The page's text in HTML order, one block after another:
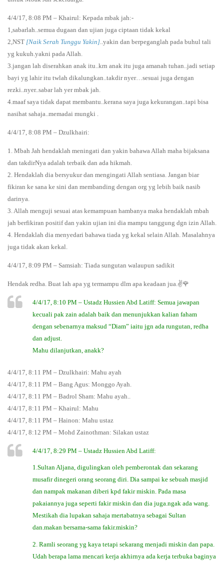
4/4/17, 8:08 PM – Khairul: Kepada mbak jah:-
1,sabarlah..semua dugaan dan ujian juga ciptaan tidak kekal
2,NST [Naik Serah Tunggu Yakin] ..yakin dan berpeganglah pada buhul tali
yg kukuh.yakni pada Allah.
3.jangan lah diserahkan anak itu..krn anak itu juga amanah tuhan..jadi setiap
bayi yg lahir itu twlah dikalungkan..takdir nyer…sesuai juga dengan
rezki..nyer..sabar lah yer mbak jah.
4.maaf saya tidak dapat membantu..kerana saya juga kekurangan..tapi bisa
nasihat sahaja..memadai mungki .
4/4/17, 8:08 PM – Dzulkhairi:
1. Mbah Jah hendaklah meningati dan yakin bahawa Allah maha bijaksana
dan takdirNya adalah terbaik dan ada hikmah.
2. Hendaklah dia bersyukur dan mengingati Allah sentiasa. Jangan biar
fikiran ke sana ke sini dan membanding dengan org yg lebih baik nasib
darinya.
3. Allah menguji sesuai atas kemampuan hambanya maka hendaklah mbah
jah berfikiran positif dan yakin ujian ini dia mampu tanggung dgn izin Allah.
4. Hendaklah dia menyedari bahawa tiada yg kekal selain Allah. Masalahnya
juga tidak akan kekal.
4/4/17, 8:09 PM – Samsiah: Tiada sungutan walaupun sadikit
Hendak redha. Buat lah apa yg termampu dlm apa keadaan jua.✌🌹
4/4/17, 8:10 PM – Ustadz Hussien Abd Latiff: Semua jawapan
kecuali pak zain adalah baik dan menunjukkan kalian faham
dengan sebenarnya maksud “Diam” iaitu jgn ada rungutan, redha
dan adjust.
Mahu dilanjutkan, anakk?
4/4/17, 8:11 PM – Dzulkhairi: Mahu ayah
4/4/17, 8:11 PM – Bang Agus: Monggo Ayah.
4/4/17, 8:11 PM – Badrol Sham: Mahu ayah..
4/4/17, 8:11 PM – Khairul: Mahu
4/4/17, 8:11 PM – Hainon: Mahu ustaz
4/4/17, 8:12 PM – Mohd Zainothman: Silakan ustaz
4/4/17, 8:29 PM – Ustadz Hussien Abd Latiff:
1.Sultan Aljana, digulingkan oleh pemberontak dan sekarang
musafir dinegeri orang seorang diri. Dia sampai ke sebuah masjid
dan nampak makanan diberi kpd fakir miskin. Pada masa
pakaiannya juga seperti fakir miskin dan dia juga.ngak ada wang.
Mestikah dia lupakan sahaja mertabatnya sebagai Sultan
dan.makan bersama-sama fakir.miskin?
2. Ramli seorang yg kaya tetapi sekarang menjadi miskin dan papa.
Udah berapa lama mencari kerja akhirnya ada kerja terbuka baginya